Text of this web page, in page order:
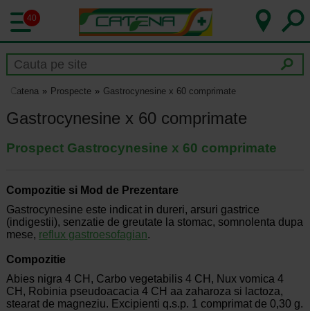
40
Catena Prospecte Gastrocynesine x 60 comprimate
Gastrocynesine x 60 comprimate
Prospect Gastrocynesine x 60 comprimate
Compozitie si Mod de Prezentare
Gastrocynesine este indicat in dureri, arsuri gastrice
(indigestii), senzatie de greutate la stomac, somnolenta dupa
mese, reflux gastroesofagian.
Compozitie
Abies nigra 4 CH, Carbo vegetabilis 4 CH, Nux vomica 4
CH, Robinia pseudoacacia 4 CH aa zaharoza si lactoza,
stearat de magneziu. Excipienti q.s.p. 1 comprimat de 0,30 g.